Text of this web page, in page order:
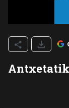
Antxetatik